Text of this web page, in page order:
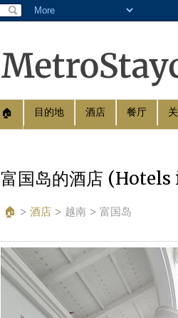
🏠︎ 目的地 酒店 餐厅
富国岛的酒店
🏠︎ > 酒店 > 越南 > 富国岛